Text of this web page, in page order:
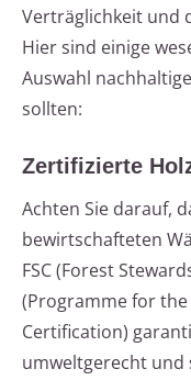
Verträglichkeit und
Hier sind einige
Auswahl
sollten:
Zertifizierte
Achten Sie darauf,
bewirtschafteten
FSC (Forest
(Programme for
Certification)
umweltgerecht